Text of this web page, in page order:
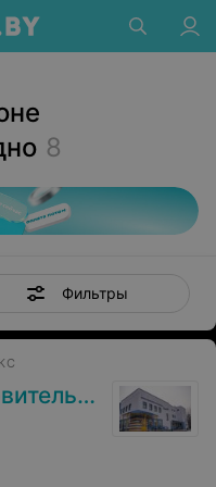
8
Фильтры